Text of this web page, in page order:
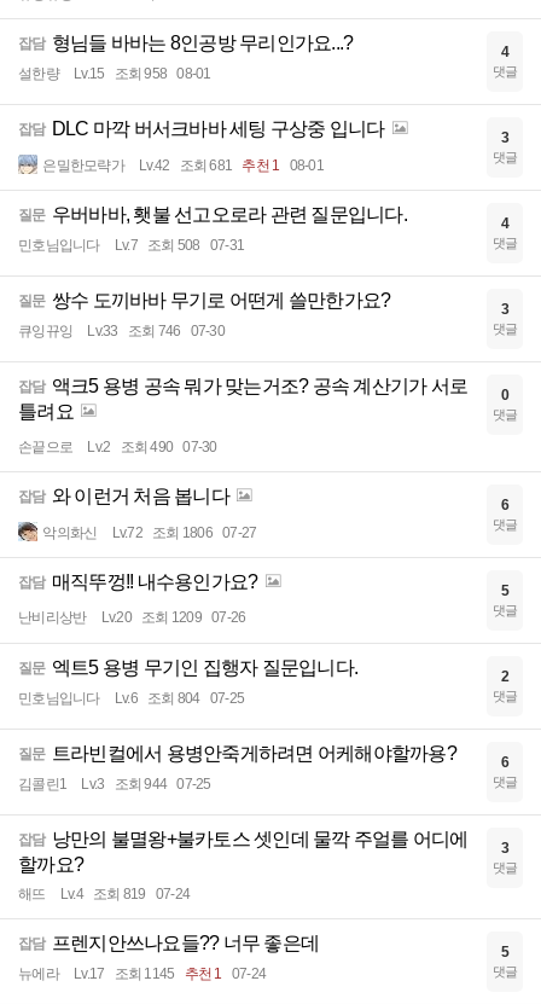
잡담 형님들 바바는 8인공방 무리인가요...?
설한량 Lv.15 조회 958 08-01
4
댓글
잡담 DLC 마깍 버서크바바 세팅 구상중 입니다
은밀한모략가 Lv.42 조회 681 추천 1 08-01
3
댓글
질문 우버바바, 횃불 선고오로라 관련 질문입니다.
민호님입니다 Lv.7 조회 508 07-31
4
댓글
질문 쌍수 도끼바바 무기로 어떤게 쓸만한가요?
큐잉뀨잉 Lv.33 조회 746 07-30
3
댓글
잡담 액크5 용병 공속 뭐가 맞는거조? 공속 계산기가 서로
틀려요
손끝으로 Lv.2 조회 490 07-30
0
댓글
잡담 와 이런거 처음 봅니다
악의화신 Lv.72 조회 1806 07-27
6
댓글
잡담 매직뚜껑!! 내수용인가요?
난비리상반 Lv.20 조회 1209 07-26
5
댓글
질문 엑트5 용병 무기인 집행자 질문입니다.
민호님입니다 Lv.6 조회 804 07-25
2
댓글
질문 트라빈컬에서 용병안죽게하려면 어케해야할까용?
김콜린1 Lv.3 조회 944 07-25
6
댓글
잡담 낭만의 불멸왕+불카토스 셋인데 물깍 주얼를 어디에
할까요?
해뜨 Lv.4 조회 819 07-24
3
댓글
잡담 프렌지안쓰나요들?? 너무 좋은데
뉴에라 Lv.17 조회 1145 추천 1 07-24
5
댓글